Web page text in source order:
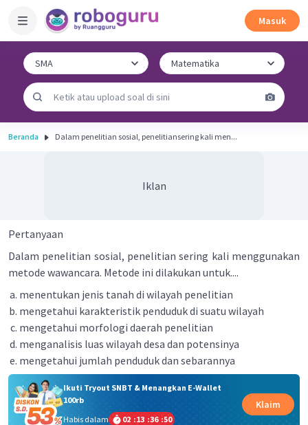
Masuk
Beranda Dalam penelitian sosial, penelitiansering kali men...
Iklan
Pertanyaan
Dalam penelitian sosial, penelitian sering kali menggunakan
metode wawancara. Metode ini dilakukan untuk....
menentukan jenis tanah di wilayah penelitian
mengetahui karakteristik penduduk di suatu wilayah
mengetahui morfologi daerah penelitian
menganalisis luas wilayah desa dan potensinya
mengetahui jumlah penduduk dan sebarannya
Ikuti Tryout SNBT & Menangkan E-Wallet
100rb
Habis dalam
02 :13 :36 :50
Klaim